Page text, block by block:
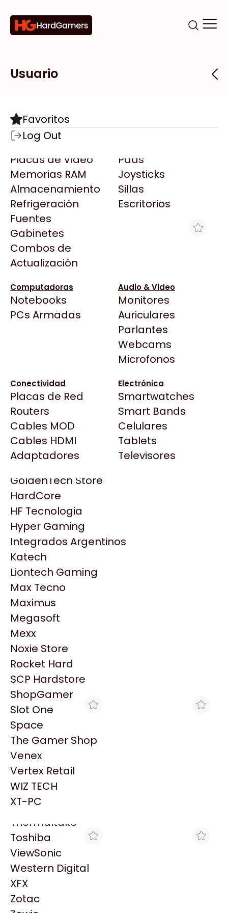
Categorías
Componentes
Motherboards
Microprocesadores
Placas de Video
Memorias RAM
Almacenamiento
Refrigeración
Fuentes
Gabinetes
Combos de
Actualización
Pads
Joysticks
Sillas
Escritorios
Computadoras
Notebooks
PCs Armadas
Audio & Video
Monitores
Auriculares
Parlantes
Webcams
Microfonos
Conectividad
Placas de Red
Routers
Cables MOD
Cables HDMI
Adaptadores
Electrónica
Smartwatches
Smart Bands
Celulares
Tablets
Televisores
Marcas
Todas las Marcas
AMD
AULA
Acer
Adata
AeroCool
Antec
Arkham
Asrock
BenQ
CX
Cooler Master
Deepcool
Dell
EVGA
Gamemax
Genesis
Genius
HP
HyperX
INNO3D
Intel
Kingston
Lenovo
Logitech
MSI
NVIDIA GeForce
NZXT
PNY
Palit
Philips
PowerColor
Razer
Redragon
Samsung
Sandisk
Sapphire
Seagate
Sentey
Solarmax
Thermaltake
Toshiba
ViewSonic
Western Digital
XFX
Zotac
Tiendas
Destacadas
Todas las Tiendas
Click Gaming
Compufan Store
Dinobyte
Full H4rd
Gaming City
Gezatek
GoldenTech Store
HardCore
HF Tecnologia
Hyper Gaming
Integrados Argentinos
Katech
Liontech Gaming
Max Tecno
Maximus
Megasoft
Mexx
Noxie Store
Rocket Hard
SCP Hardstore
ShopGamer
Slot One
Space
The Gamer Shop
Venex
Vertex Retail
WIZ TECH
XT-PC
Usuario
Favoritos
Log Out
LICENCIA DE MULTILINK PARA 20
PC(EMERSON)
$26.683
Ver producto en la página de Max Tecno
Productos
Similares
Explorá más productos similares
MAX TECNO
LICENCIA DE MULTILINK
$26.683